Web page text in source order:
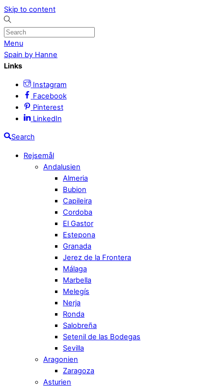
Skip to content
Menu
Spain by Hanne
Links
Instagram
Facebook
Pinterest
LinkedIn
Search
Rejsemål
Andalusien
Almeria
Bubion
Capileira
Cordoba
El Gastor
Estepona
Granada
Jerez de la Frontera
Málaga
Marbella
Melegís
Nerja
Ronda
Salobreña
Setenil de las Bodegas
Sevilla
Aragonien
Zaragoza
Asturien